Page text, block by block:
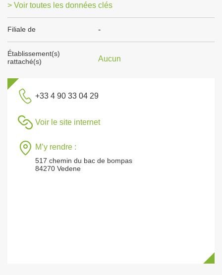
> Voir toutes les données clés
Filiale de -
Établissement(s)
rattaché(s)
Aucun
+33 4 90 33 04 29
Voir le site internet
M’y rendre :
517 chemin du bac de bompas
84270 Vedene